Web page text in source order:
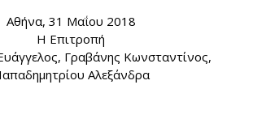
Αθήνα, 31 Μαΐου 2018
Η Επιτροπή
Γραβάνης Κωνσταντίνος,
Αλεξάνδρα